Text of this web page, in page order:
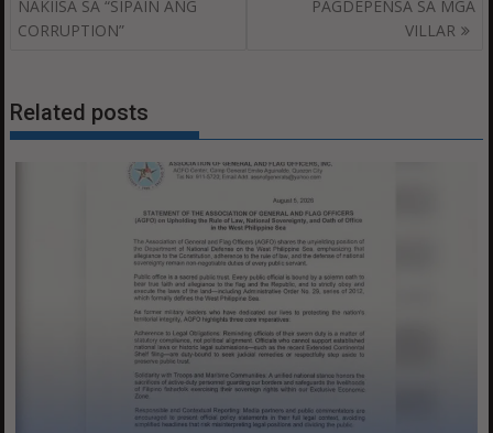
NAKIISA SA “SIPAIN ANG
CORRUPTION”
PAGDEPENSA SA MGA
VILLAR
Related posts